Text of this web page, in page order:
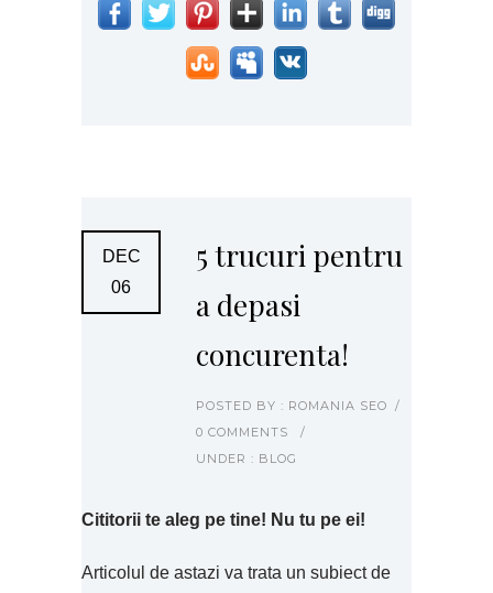
DEC
06
5 trucuri pentru
a depasi
concurenta!
POSTED BY : ROMANIA SEO /
0 COMMENTS
/
UNDER : BLOG
Cititorii te aleg pe tine! Nu tu pe ei!
Articolul de astazi va trata un subiect de